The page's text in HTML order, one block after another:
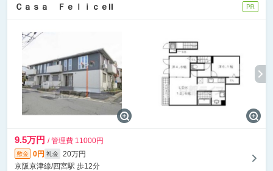
Ｃａｓａ ＦｅｌｉｃｅII
9.5万円 / 管理費 11000円
敷金 0円 礼金
20万円
京阪京津線/四宮駅 歩12分